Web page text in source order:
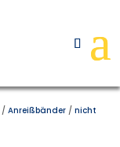
/ Anreißbänder / nicht